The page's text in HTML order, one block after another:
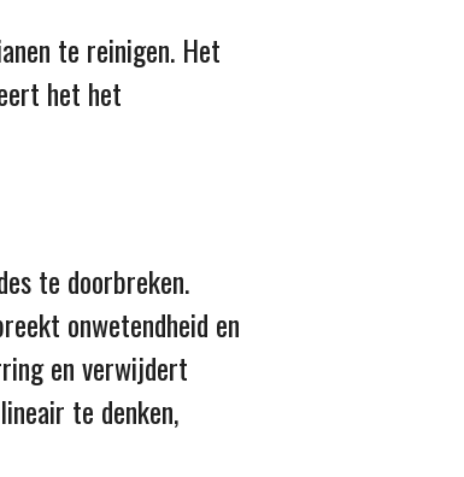
te reinigen. Het
het het
te doorbreken.
onwetendheid en
en verwijdert
te denken,